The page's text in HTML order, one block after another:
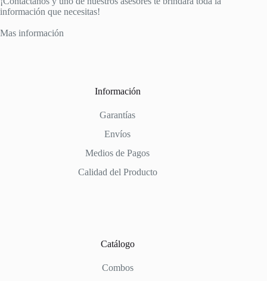
información que necesitas!
Mas información
Información
Garantías
Envíos
Medios de Pagos
Calidad del Producto
Catálogo
Combos